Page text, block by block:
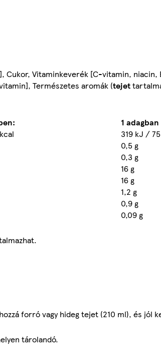
Cukor, Vitaminkeverék [C-vitamin,
Természetes aromák (tejet
1
319 kJ /
0,5 g
0,3 g
16 g
16 g
1,2 g
0,9 g
0,09 g
forró vagy hideg tejet (210 ml), és jól
tárolandó.